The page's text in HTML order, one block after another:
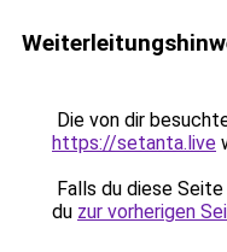
Die von dir
https://setanta.live
Falls du diese
du zur vorherigen